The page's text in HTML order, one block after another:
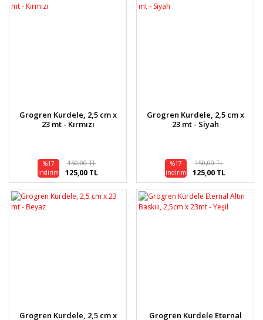
Grogren Kurdele, 2,5 cm x
23 mt - Kırmızı
%17
indirim
150,00 TL
125,00 TL
Grogren Kurdele, 2,5 cm x
23 mt - Siyah
%17
indirim
150,00 TL
125,00 TL
Grogren Kurdele, 2,5 cm x
Grogren Kurdele Eternal